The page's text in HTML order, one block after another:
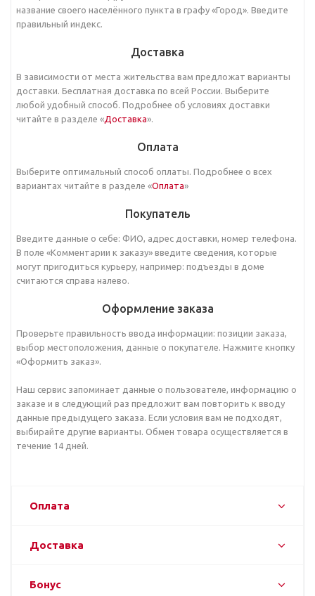
название своего населённого пункта в графу «Город». Введите
правильный индекс.
Доставка
В зависимости от места жительства вам предложат варианты
доставки. Бесплатная доставка по всей России. Выберите
любой удобный способ. Подробнее об условиях доставки
читайте в разделе «Доставка».
Оплата
Выберите оптимальный способ оплаты. Подробнее о всех
вариантах читайте в разделе «Оплата»
Покупатель
Введите данные о себе: ФИО, адрес доставки, номер телефона.
В поле «Комментарии к заказу» введите сведения, которые
могут пригодиться курьеру, например: подъезды в доме
считаются справа налево.
Оформление заказа
Проверьте правильность ввода информации: позиции заказа,
выбор местоположения, данные о покупателе. Нажмите кнопку
«Оформить заказ».
Наш сервис запоминает данные о пользователе, информацию о
заказе и в следующий раз предложит вам повторить к вводу
данные предыдущего заказа. Если условия вам не подходят,
выбирайте другие варианты. Обмен товара осуществляется в
течение 14 дней.
Оплата
Доставка
Бонус